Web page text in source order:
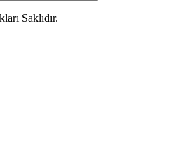
Saklıdır.